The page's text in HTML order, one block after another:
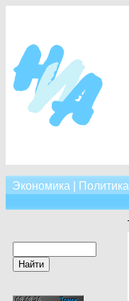
Экономика Политика